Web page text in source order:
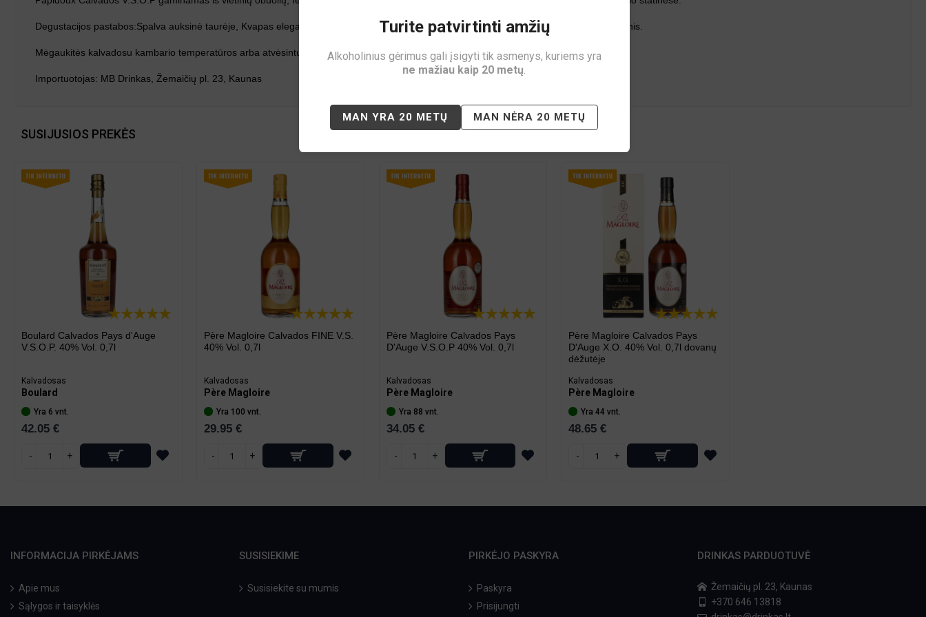
Degustacijos pastabos:Spalva auksinė taurėje, Kvapas elegantiškas, vaisiškas. Skonis švelnus su obuolių natomis. Ilgai išliekantis poskonis.
Mėgaukitės kalvadosu kambario temperatūros arba atvėsintu.
Importuotojas: MB Drinkas, Žemaičių pl. 23, Kaunas
SUSIJUSIOS PREKĖS
Boulard Calvados Pays d'Auge
V.S.O.P. 40% Vol. 0,7l
Kalvadosas
Boulard
Yra 6 vnt.
42.05 €
- +
Père Magloire Calvados FINE V.S.
40% Vol. 0,7l
Kalvadosas
Père Magloire
Yra 100 vnt.
29.95 €
- +
Père Magloire Calvados Pays
D'Auge V.S.O.P 40% Vol. 0,7l
Kalvadosas
Père Magloire
Yra 88 vnt.
34.05 €
- +
Père Magloire Calvados Pays
D'Auge X.O. 40% Vol. 0,7l dovanų
dėžutėje
Kalvadosas
Père Magloire
Yra 44 vnt.
48.65 €
- +
INFORMACIJA PIRKĖJAMS
Apie mus
Sąlygos ir taisyklės
SUSISIEKIME
Susisiekite su mumis
PIRKĖJO PASKYRA
Paskyra
Prisijungti
DRINKAS PARDUOTUVĖ
Žemaičių pl. 23, Kaunas
+370 646 13818
Turite patvirtinti amžių
Alkoholinius gėrimus gali įsigyti tik asmenys, kuriems yra
ne mažiau kaip 20 metų
MAN YRA 20 METŲ MAN NĖRA 20 METŲ